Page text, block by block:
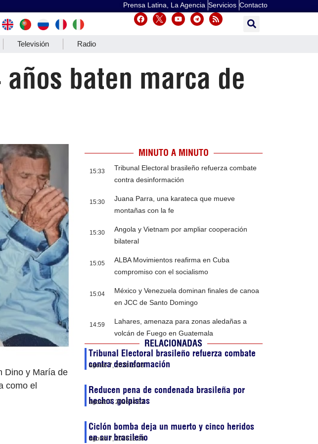
Prensa Latina, La Agencia Servicios Contacto
Televisión Radio
baten marca de
Dino y María de
como el
MINUTO A MINUTO
15:33
Tribunal Electoral brasileño refuerza combate
contra desinformación
15:30
Juana Parra, una karateca que mueve
montañas con la fe
15:30
Angola y Vietnam por ampliar cooperación
bilateral
15:05
ALBA Movimientos reafirma en Cuba
compromiso con el socialismo
15:04
México y Venezuela dominan finales de canoa
en JCC de Santo Domingo
14:59
Lahares, amenaza para zonas aledañas a
volcán de Fuego en Guatemala
RELACIONADAS
Tribunal Electoral brasileño refuerza combate
contra desinformación
agosto 7, 202615:33
Reducen pena de condenada brasileña por
hechos golpistas
agosto 7, 202614:53
Ciclón bomba deja un muerto y cinco heridos
en sur brasileño
agosto 7, 202613:38